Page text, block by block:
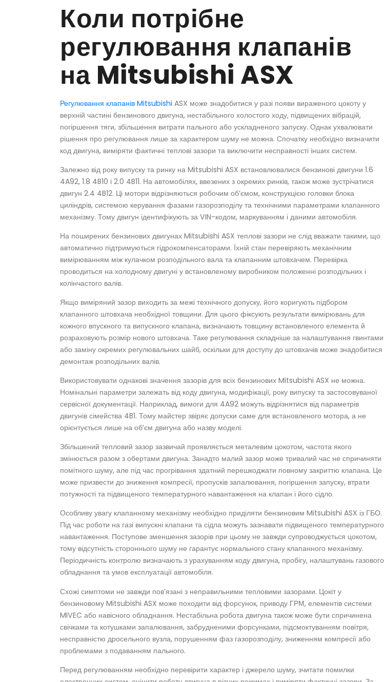
Коли потрібне
регулювання клапанів
на Mitsubishi ASX
Регулювання клапанів Mitsubishi ASX може знадобитися у разі появи вираженого цокоту у
верхній частині бензинового двигуна, нестабільного холостого ходу, підвищених вібрацій,
погіршення тяги, збільшення витрати пального або ускладненого запуску. Однак ухвалювати
рішення про регулювання лише за характером шуму не можна. Спочатку необхідно визначити
код двигуна, виміряти фактичні теплові зазори та виключити несправності інших систем.
Залежно від року випуску та ринку на Mitsubishi ASX встановлювалися бензинові двигуни 1.6
4A92, 1.8 4B10 і 2.0 4B11. На автомобілях, ввезених з окремих ринків, також може зустрічатися
двигун 2.4 4B12. Ці мотори відрізняються робочим об’ємом, конструкцією головки блока
циліндрів, системою керування фазами газорозподілу та технічними параметрами клапанного
механізму. Тому двигун ідентифікують за VIN-кодом, маркуванням і даними автомобіля.
На поширених бензинових двигунах Mitsubishi ASX теплові зазори не слід вважати такими, що
автоматично підтримуються гідрокомпенсаторами. Їхній стан перевіряють механічним
вимірюванням між кулачком розподільного вала та клапанним штовхачем. Перевірка
проводиться на холодному двигуні у встановленому виробником положенні розподільних і
колінчастого валів.
Якщо виміряний зазор виходить за межі технічного допуску, його коригують підбором
клапанного штовхача необхідної товщини. Для цього фіксують результати вимірювань для
кожного впускного та випускного клапана, визначають товщину встановленого елемента й
розраховують розмір нового штовхача. Таке регулювання складніше за налаштування гвинтами
або заміну окремих регулювальних шайб, оскільки для доступу до штовхачів може знадобитися
демонтаж розподільних валів.
Використовувати однакові значення зазорів для всіх бензинових Mitsubishi ASX не можна.
Номінальні параметри залежать від коду двигуна, модифікації, року випуску та застосовуваної
сервісної документації. Наприклад, вимоги для 4A92 можуть відрізнятися від параметрів
двигунів сімейства 4B1. Тому майстер звіряє допуски саме для встановленого мотора, а не
орієнтується лише на об’єм двигуна або назву моделі.
Збільшений тепловий зазор зазвичай проявляється металевим цокотом, частота якого
змінюється разом з обертами двигуна. Занадто малий зазор може тривалий час не спричиняти
помітного шуму, але під час прогрівання здатний перешкоджати повному закриттю клапана. Це
може призвести до зниження компресії, пропусків запалювання, погіршення запуску, втрати
потужності та підвищеного температурного навантаження на клапан і його сідло.
Особливу увагу клапанному механізму необхідно приділяти бензиновим Mitsubishi ASX із ГБО.
Під час роботи на газі випускні клапани та сідла можуть зазнавати підвищеного температурного
навантаження. Поступове зменшення зазорів при цьому не завжди супроводжується цокотом,
тому відсутність стороннього шуму не гарантує нормального стану клапанного механізму.
Періодичність контролю визначають з урахуванням коду двигуна, пробігу, налаштувань газового
обладнання та умов експлуатації автомобіля.
Схожі симптоми не завжди пов’язані з неправильними тепловими зазорами. Цокіт у
бензиновому Mitsubishi ASX може походити від форсунок, приводу ГРМ, елементів системи
MIVEC або навісного обладнання. Нестабільна робота двигуна також може бути спричинена
свічками та котушками запалювання, забрудненими форсунками, підсмоктуванням повітря,
несправністю дросельного вузла, порушенням фаз газорозподілу, зниженням компресії або
проблемами з подаванням пального.
Перед регулюванням необхідно перевірити характер і джерело шуму, зчитати помилки